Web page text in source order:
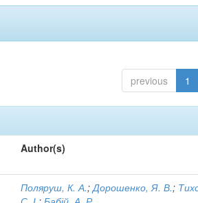
previous 1
Author(s)
Поляруш, К. А.;Дорошенко, Я. В.;